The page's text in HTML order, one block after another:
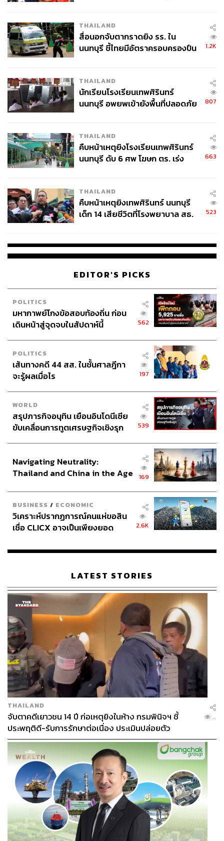
THAILAND
สื่อนอกจับตากราดยิง รร. ใน
นนทบุรี ชี้ไทยมีอัตราครอบครองปืน
1.2K
THAILAND
นักเรียนโรงเรียนเทพศิรินทร์
นนทบุรี อพยพเข้ายังพื้นที่ปลอดภัย
807
THAILAND
คืบหน้าเหตุยิงโรงเรียนเทพศิรินทร์
นนทบุรี ดับ 6 ศพ โฆษก ตร. เร่ง
663
THAILAND
คืบหน้าเหตุยิงเทพศิรินทร์ นนทบุรี
เด็ก 14 เสียชีวิตที่โรงพยาบาล สธ.
523
EDITOR'S PICKS
POLITICS
มหากาพย์โกงข้อสอบท้องถิ่น ก่อน
เดินหน้าสู่จุดจบในสัปดาห์นี้
562
POLITICS
เส้นทางคดี 44 สส. ในชั้นศาลฎีกา
จะรู้ผลเมื่อไร
197
WORLD
สรุปภารกิจอนุทิน เยือนอินโดนีเซีย
ขับเคลื่อนการทูตเศรษฐกิจเชิงรุก
539
Navigating Neutrality:
Thailand and China in the Age
169
BUSINESS / ECONOMIC
วิเคราะห์ปรากฏการณ์คนแห่ขอสิน
เชื่อ CLICX อาจเป็นเพียงยอด
เรือนไทยที่ถูกซุกไว้
2.6K
LATEST STORIES
THAILAND
จับตาคดีเยาวชน 14 ปี ก่อเหตุยิงในห้าง กรมพินิจฯ ชี้
ประพฤติดี-รับการรักษาต่อเนื่อง ประเมินปล่อยตัว
...